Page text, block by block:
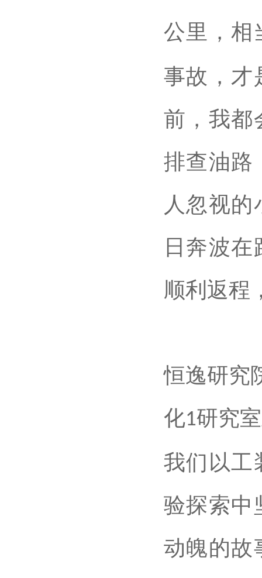
公里，相
事故，才
前，我都
排查油路
人忽视
日奔波
顺利返程
恒逸研究
化1研究
我们以工
验探索中
动魄的故